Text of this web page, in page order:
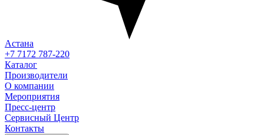
Астана
+7 7172 787-220
Каталог
Производители
О компании
Мероприятия
Пресс-центр
Сервисный Центр
Контакты